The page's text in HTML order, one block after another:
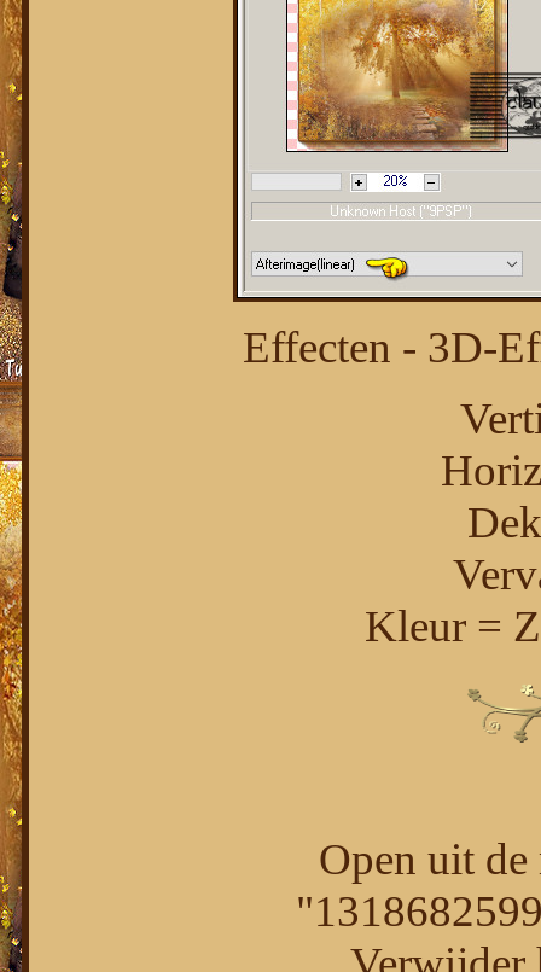
Effecten - 3D-
Kleur =
Open uit de